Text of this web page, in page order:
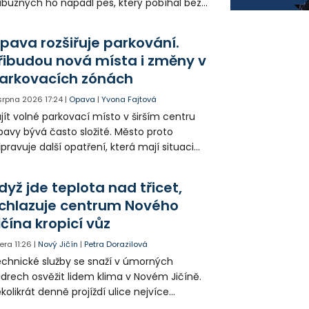
psa hledá.
rozšiřuje parkování.
nová místa i změny v
zónách
2026 17:24 | Opava |Yvona Fajtová
volné parkovací místo v širším centru
bývá často složité. Město proto
další opatření, která mají situaci
řidiče v parkovacích zónách.
jde teplota nad třicet,
centrum Nového
kropicí vůz
11:26 |Nový Jičín |Petra Dorazilová
služby se snaží v úmorných
osvěžit lidem klima v Novém Jičíně.
denně projíždí ulice nejvíce